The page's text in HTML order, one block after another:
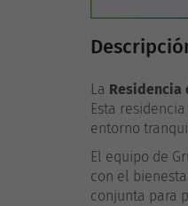
La Residencia
Esta
entorno
El equipo de
con el
conjunta para